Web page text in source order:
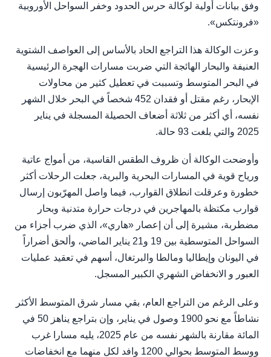
وفق بيانات أولية لوكالة حرس الحدود وخفر السواحل الأوروبية
«فرونتكس».
وعزت الوكالة هذا التراجع الحاد بالأساس إلى العواصف الشتوية
العنيفة والبحار الهائجة التي ضربت مسارات الهجرة الرئيسية
في البحر المتوسط وتسببت في تعطيل كثير من محاولات
الإبحار، رغم مقتل أو فقدان 452 شخصاً في البحر خلال الشهر
نفسه، أي أكثر من ثلاثة أضعاف الحصيلة المسجلة في يناير
2025 والتي بلغت 93 حالة.
وأوضحت الوكالة أن ظروف الطقس القاسية، من أمواج عاتية
ورياح قوية في المسارات البحرية والبرية، جعلت الرحلات أكثر
خطورة وعرقلت انطلاق القوارب، فيما واصل المهرّبون إرسال
قوارب مكتظة بالمهاجرين في درجات حرارة متدنية وبحار
مضطربة، مشيرة إلى أن إعصار «هاري»، الذي ضرب أجزاء من
السواحل المتوسطية بين 19 و21 يناير الماضي، وألحق أضراراً
في اليونان وإيطاليا ومالطا والبرتغال، أسهم في تعقيد عمليات
العبور و الانخفاض الشهري الكبير المسجل.
وعلى الرغم من التراجع العام، بقي مسار شرق المتوسط الأكثر
نشاطاً مع نحو 1900 وصول في يناير، وإن بتراجع يناهز 50 في
المائة مقارنة بالشهر نفسه من عام 2025، يليه مسارا غرب
ووسط المتوسط بحوالي 1200 وافد لكل منهما مع انخفاضات